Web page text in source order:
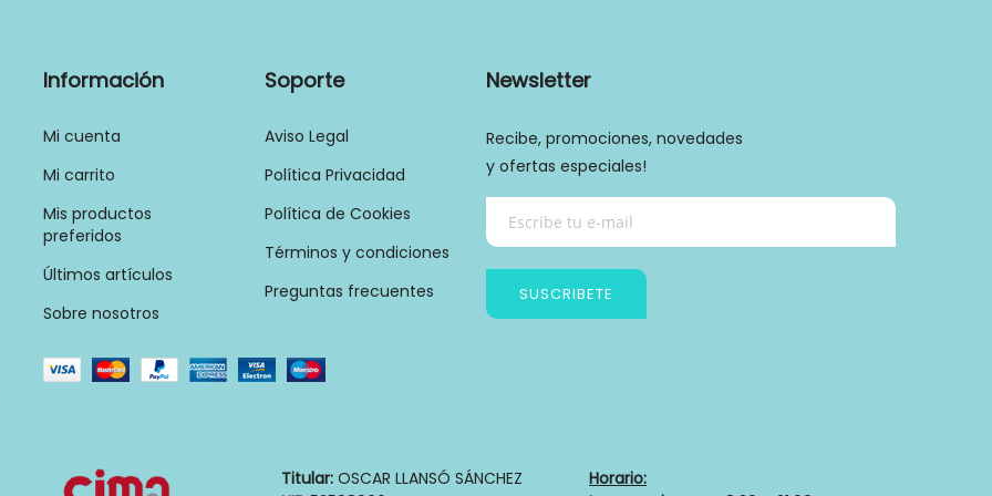
Información
Mi cuenta
Mi carrito
Mis productos
preferidos
Últimos artículos
Sobre nosotros
Soporte
Aviso Legal
Política Privacidad
Política de Cookies
Términos y condiciones
Preguntas frecuentes
Newsletter
Recibe, promociones, novedades
y ofertas especiales!
SUSCRIBETE
Política de privacidad
Titular: OSCAR LLANSÓ SÁNCHEZ
Horario: